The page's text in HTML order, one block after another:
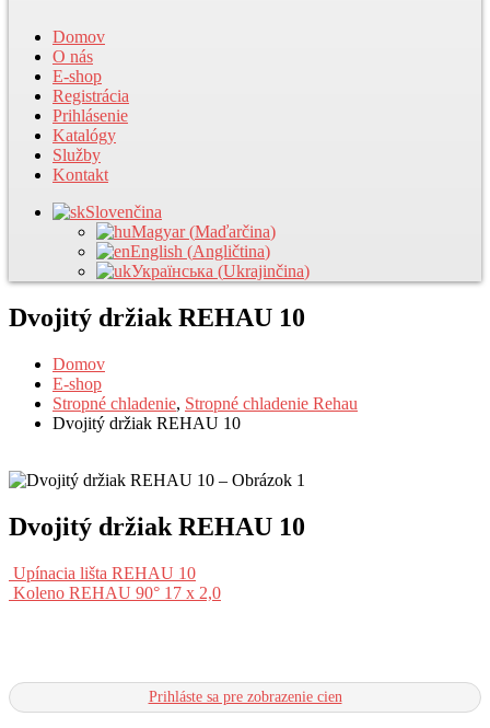
Domov
O nás
E-shop
Registrácia
Prihlásenie
Katalógy
Služby
Kontakt
Slovenčina
Magyar (Maďarčina)
English (Angličtina)
Українська (Ukrajinčina)
Dvojitý držiak REHAU 10
Domov
E-shop
Stropné chladenie, Stropné chladenie Rehau
Dvojitý držiak REHAU 10
Dvojitý držiak REHAU 10
Upínacia lišta REHAU 10
Koleno REHAU 90° 17 x 2,0
Prihláste sa pre zobrazenie cien